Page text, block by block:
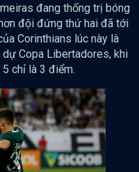
đang thống trị bóng
đội đứng thứ hai đã tới
Corinthians lúc này là
Copa Libertadores, khi
chỉ là 3 điểm.